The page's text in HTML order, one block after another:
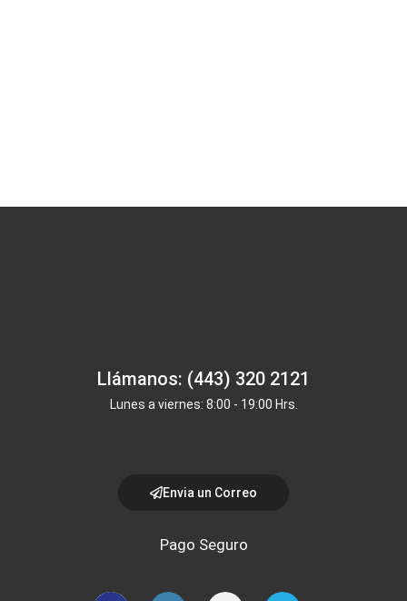
Llámanos: (443) 320 2121
Lunes a viernes: 8:00 - 19:00 Hrs.
Envia un Correo
Pago Seguro